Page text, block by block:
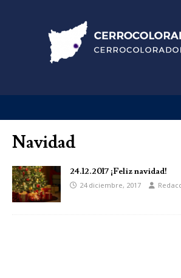
Navidad
24.12.2017 ¡Feliz navidad!
24 diciembre, 2017